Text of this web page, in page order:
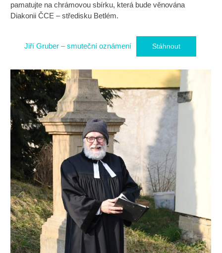
pamatujte na chrámovou sbírku, která bude věnována
Diakonii ČCE – středisku Betlém.
Jiří Gruber – smuteční oznámení Stáhnout